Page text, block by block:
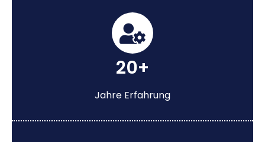
20+
Jahre Erfahrung